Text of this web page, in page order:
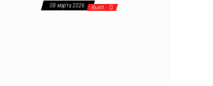
08 марта 2026 Выкл.